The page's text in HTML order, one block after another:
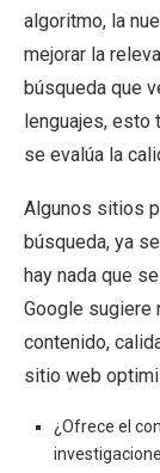
algoritmo, la
mejorar la
búsqueda que
lenguajes, esto
se evalúa la
Algunos sitios
búsqueda, ya
hay nada que
Google sugiere
contenido,
sitio web
¿Ofrece el